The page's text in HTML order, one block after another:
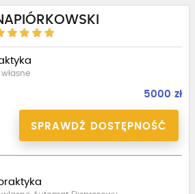
5000 zł
SPRAWDŹ DOSTĘPNOŚĆ